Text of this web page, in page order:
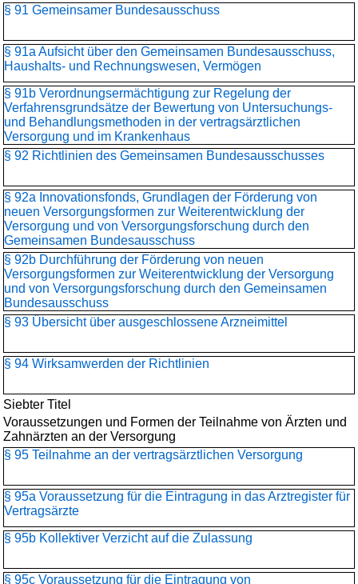
§ 91 Gemeinsamer Bundesausschuss
§ 91a Aufsicht über den Gemeinsamen Bundesausschuss,
Haushalts- und Rechnungswesen, Vermögen
§ 91b Verordnungsermächtigung zur Regelung der
Verfahrensgrundsätze der Bewertung von Untersuchungs-
und Behandlungsmethoden in der vertragsärztlichen
Versorgung und im Krankenhaus
§ 92 Richtlinien des Gemeinsamen Bundesausschusses
§ 92a Innovationsfonds, Grundlagen der Förderung von
neuen Versorgungsformen zur Weiterentwicklung der
Versorgung und von Versorgungsforschung durch den
Gemeinsamen Bundesausschuss
§ 92b Durchführung der Förderung von neuen
Versorgungsformen zur Weiterentwicklung der Versorgung
und von Versorgungsforschung durch den Gemeinsamen
Bundesausschuss
§ 93 Übersicht über ausgeschlossene Arzneimittel
§ 94 Wirksamwerden der Richtlinien
Siebter Titel
Voraussetzungen und Formen der Teilnahme von Ärzten und
Zahnärzten an der Versorgung
§ 95 Teilnahme an der vertragsärztlichen Versorgung
§ 95a Voraussetzung für die Eintragung in das Arztregister für
Vertragsärzte
§ 95b Kollektiver Verzicht auf die Zulassung
§ 95c Voraussetzung für die Eintragung von